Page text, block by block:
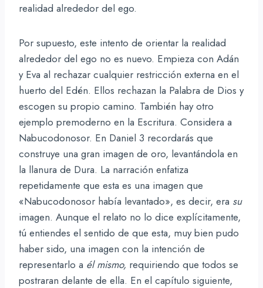
realidad alrededor del ego.
Por supuesto, este intento de orientar la realidad
alrededor del ego no es nuevo. Empieza con Adán
y Eva al rechazar cualquier restricción externa en el
huerto del Edén. Ellos rechazan la Palabra de Dios y
escogen su propio camino. También hay otro
ejemplo premoderno en la Escritura. Considera a
Nabucodonosor. En Daniel 3 recordarás que
construye una gran imagen de oro, levantándola en
la llanura de Dura. La narración enfatiza
repetidamente que esta es una imagen que
«Nabucodonosor había levantado», es decir, era su
imagen. Aunque el relato no lo dice explícitamente,
tú entiendes el sentido de que esta, muy bien pudo
haber sido, una imagen con la intención de
representarlo a él mismo, requiriendo que todos se
postraran delante de ella. En el capítulo siguiente,